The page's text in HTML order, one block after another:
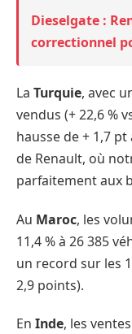
Dieselgate :
correctionnel
La Turquie, avec
vendus (+ 22,6 %
hausse de + 1,7
de Renault, où
parfaitement aux
Au Maroc, les
11,4 % à 26 385
un record sur les
2,9 points).
En Inde, les